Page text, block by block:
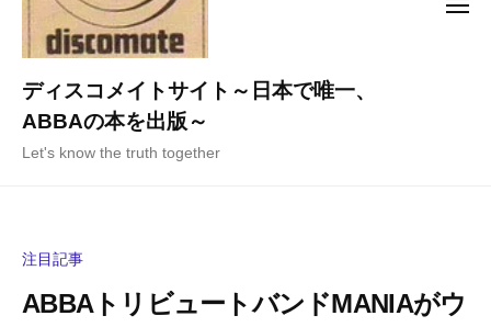
ディスコメイトサイト～日本で唯一、
ABBAの本を出版～
Let's know the truth together
メ
注目記事
ABBAトリビュートバンドMANIAがウ